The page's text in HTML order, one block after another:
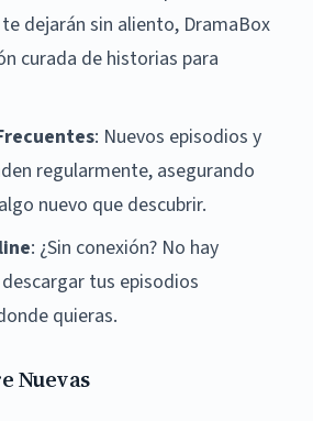
dejarán sin aliento, DramaBox
curada de historias para
: Nuevos episodios y
regularmente, asegurando
nuevo que descubrir.
: ¿Sin conexión? No hay
tus episodios
quieras.
Nuevas